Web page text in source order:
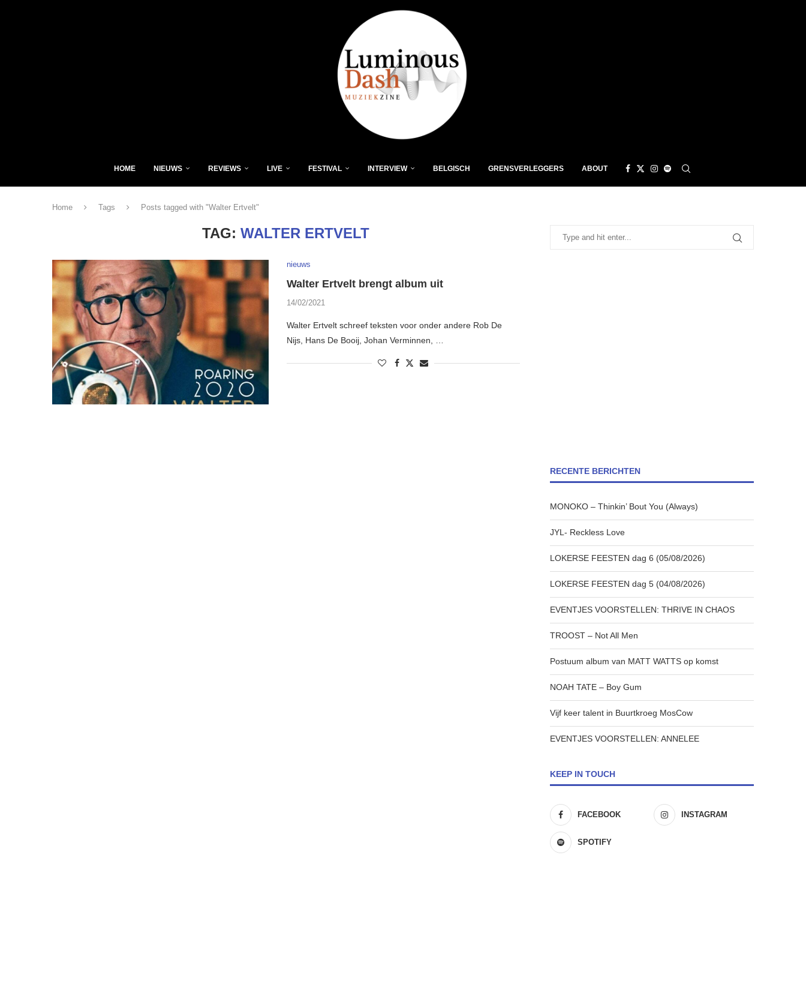
HOME NIEUWS REVIEWS LIVE FESTIVAL INTERVIEW BELGISCH GRENSVERLEGGERS ABOUT
Home Tags Posts tagged with "Walter Ertvelt"
TAG:WALTER ERTVELT
nieuws
Walter Ertvelt brengt album uit
14/02/2021
Walter Ertvelt schreef teksten voor onder andere Rob De
Nijs, Hans De Booij, Johan Verminnen, …
RECENTE BERICHTEN
MONOKO – Thinkin’ Bout You (Always)
JYL- Reckless Love
LOKERSE FEESTEN dag 6 (05/08/2026)
LOKERSE FEESTEN dag 5 (04/08/2026)
EVENTJES VOORSTELLEN: THRIVE IN CHAOS
TROOST – Not All Men
Postuum album van MATT WATTS op komst
NOAH TATE – Boy Gum
Vijf keer talent in Buurtkroeg MosCow
EVENTJES VOORSTELLEN: ANNELEE
KEEP IN TOUCH
FACEBOOK INSTAGRAM
SPOTIFY